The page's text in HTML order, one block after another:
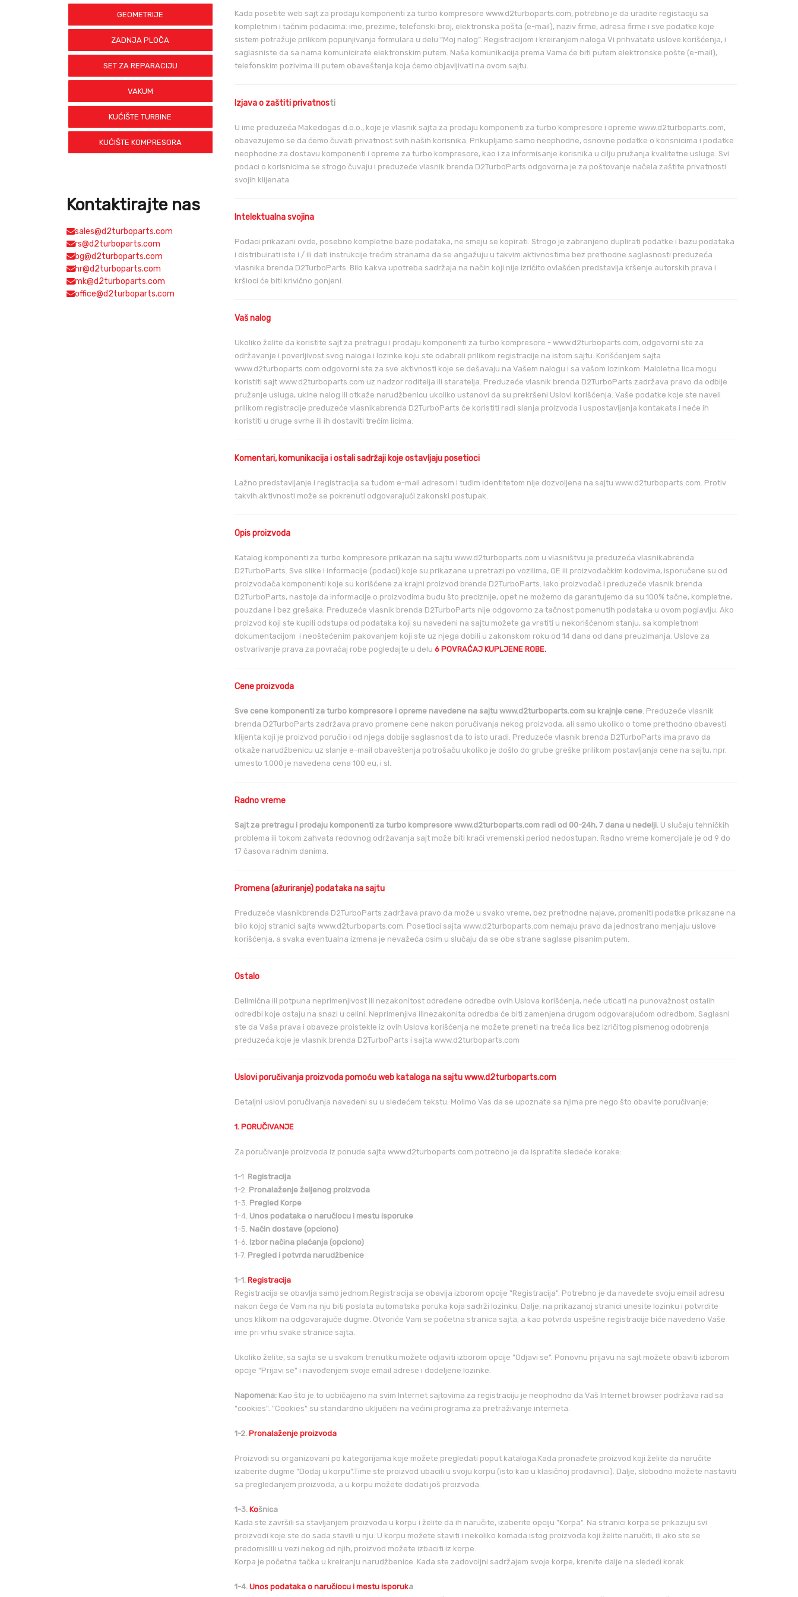
GEOMETRIJE
ZADNJA PLOČA
SET ZA REPARACIJU
VAKUM
KUĆIŠTE TURBINE
KUĆIŠTE KOMPRESORA
Kontaktirajte nas
sales@d2turboparts.com
rs@d2turboparts.com
bg@d2turboparts.com
hr@d2turboparts.com
mk@d2turboparts.com
office@d2turboparts.com
Kada posetite web sajt za prodaju komponenti za turbo kompresore www.d2turboparts.com, potrebno je da uradite registaciju sa
kompletnim i tačnim podacima: ime, prezime, telefonski broj, elektronska pošta (e-mail), naziv firme, adresa firme i sve podatke koje
sistem potražuje prilikom popunjivanja formulara u delu “Moj nalog”. Registracijom i kreiranjem naloga Vi prihvatate uslove korišćenja, i
saglasniste da sa nama komunicirate elektronskim putem. Naša komunikacija prema Vama će biti putem elektronske pošte (e-mail),
telefonskim pozivima ili putem obaveštenja koja ćemo objavljivati na ovom sajtu.
Izjava o zaštiti privatnosti
U ime preduzeća Makedogas d.o.o., koje je vlasnik sajta za prodaju komponenti za turbo kompresore i opreme www.d2turboparts.com,
obavezujemo se da ćemo čuvati privatnost svih naših korisnika. Prikupljamo samo neophodne, osnovne podatke o korisnicima i podatke
neophodne za dostavu komponenti i opreme za turbo kompresore, kao i za informisanje korisnika u cilju pružanja kvalitetne usluge. Svi
podaci o korisnicima se strogo čuvaju i preduzeće vlasnik brenda D2TurboParts odgovorna je za poštovanje načela zaštite privatnosti
svojih klijenata.
Intelektualna svojina
Podaci prikazani ovde, posebno kompletne baze podataka, ne smeju se kopirati. Strogo je zabranjeno duplirati podatke i bazu podataka
i distribuirati iste i / ili dati instrukcije trećim stranama da se angažuju u takvim aktivnostima bez prethodne saglasnosti preduzeća
vlasnika brenda D2TurboParts. Bilo kakva upotreba sadržaja na način koji nije izričito ovlašćen predstavlja kršenje autorskih prava i
kršioci će biti krivično gonjeni.
Vaš nalog
Ukoliko želite da koristite sajt za pretragu i prodaju komponenti za turbo kompresore - www.d2turboparts.com, odgovorni ste za
održavanje i poverljivost svog naloga i lozinke koju ste odabrali prilikom registracije na istom sajtu. Korišćenjem sajta
www.d2turboparts.com odgovorni ste za sve aktivnosti koje se dešavaju na Vašem nalogu i sa vašom lozinkom. Maloletna lica mogu
koristiti sajt www.d2turboparts.com uz nadzor roditelja ili staratelja. Preduzeće vlasnik brenda D2TurboParts zadržava pravo da odbije
pružanje usluga, ukine nalog ili otkaže narudžbenicu ukoliko ustanovi da su prekršeni Uslovi korišćenja. Vaše podatke koje ste naveli
prilikom registracije preduzeće vlasnikabrenda D2TurboParts će koristiti radi slanja proizvoda i uspostavljanja kontakata i neće ih
koristiti u druge svrhe ili ih dostaviti trećim licima.
Komentari, komunikacija i ostali sadržaji koje ostavljaju posetioci
Lažno predstavljanje i registracija sa tuđom e-mail adresom i tuđim identitetom nije dozvoljena na sajtu www.d2turboparts.com. Protiv
takvih aktivnosti može se pokrenuti odgovarajući zakonski postupak.
Opis proizvoda
Katalog komponenti za turbo kompresore prikazan na sajtu www.d2turboparts.com u vlasništvu je preduzeća vlasnikabrenda
D2TurboParts. Sve slike i informacije (podaci) koje su prikazane u pretrazi po vozilima, OE ili proizvođačkim kodovima, isporučene su od
proizvođača komponenti koje su korišćene za krajni proizvod brenda D2TurboParts. Iako proizvođač i preduzeće vlasnik brenda
D2TurboParts, nastoje da informacije o proizvodima budu što preciznije, opet ne možemo da garantujemo da su 100% tačne, kompletne,
pouzdane i bez grešaka. Preduzeće vlasnik brenda D2TurboParts nije odgovorno za tačnost pomenutih podataka u ovom poglavlju. Ako
proizvod koji ste kupili odstupa od podataka koji su navedeni na sajtu možete ga vratiti u nekorišćenom stanju, sa kompletnom
dokumentacijom i neoštećenim pakovanjem koji ste uz njega dobili u zakonskom roku od 14 dana od dana preuzimanja. Uslove za
ostvarivanje prava za povraćaj robe pogledajte u delu 6 POVRAĆAJ KUPLJENE ROBE.
Cene proizvoda
Sve cene komponenti za turbo kompresore i opreme navedene na sajtu www.d2turboparts.com su krajnje cene. Preduzeće vlasnik
brenda D2TurboParts zadržava pravo promene cene nakon poručivanja nekog proizvoda, ali samo ukoliko o tome prethodno obavesti
klijenta koji je proizvod poručio i od njega dobije saglasnost da to isto uradi. Preduzeće vlasnik brenda D2TurboParts ima pravo da
otkaže narudžbenicu uz slanje e-mail obaveštenja potrošaču ukoliko je došlo do grube greške prilikom postavljanja cene na sajtu, npr.
umesto 1.000 je navedena cena 100 eu, i sl.
Radno vreme
Sajt za pretragu i prodaju komponenti za turbo kompresore www.d2turboparts.com radi od 00-24h, 7 dana u nedelji.U slučaju tehničkih
problema ili tokom zahvata redovnog održavanja sajt može biti kraći vremenski period nedostupan. Radno vreme komercijale je od 9 do
17 časova radnim danima.
Promena (ažuriranje) podataka na sajtu
Preduzeće vlasnikbrenda D2TurboParts zadržava pravo da može u svako vreme, bez prethodne najave, promeniti podatke prikazane na
bilo kojoj stranici sajta www.d2turboparts.com. Posetioci sajta www.d2turboparts.com nemaju pravo da jednostrano menjaju uslove
korišćenja, a svaka eventualna izmena je nevažeća osim u slučaju da se obe strane saglase pisanim putem.
Ostalo
Delimična ili potpuna neprimenjivost ili nezakonitost određene odredbe ovih Uslova korišćenja, neće uticati na punovažnost ostalih
odredbi koje ostaju na snazi u celini. Neprimenjiva ilinezakonita odredba će biti zamenjena drugom odgovarajućom odredbom. Saglasni
ste da Vaša prava i obaveze proistekle iz ovih Uslova korišćenja ne možete preneti na treća lica bez izričitog pismenog odobrenja
preduzeća koje je vlasnik brenda D2TurboParts i sajta www.d2turboparts.com
Uslovi poručivanja proizvoda pomoću web kataloga na sajtu www.d2turboparts.com
Detaljni uslovi poručivanja navedeni su u sledećem tekstu. Molimo Vas da se upoznate sa njima pre nego što obavite poručivanje:
1. PORUČIVANJE
Za poručivanje proizvoda iz ponude sajta www.d2turboparts.com potrebno je da ispratite sledeće korake:
1-1. Registracija
1-2. Pronalaženje željenog proizvoda
1-3. Pregled Korpe
1-4. Unos podataka o naručiocu i mestu isporuke
1-5. Način dostave (opciono)
1-6. Izbor načina plaćanja (opciono)
1-7. Pregled i potvrda narudžbenice
1-1. Registracija
Registracija se obavlja samo jednom.Registracija se obavlja izborom opcije "Registracija". Potrebno je da navedete svoju email adresu
nakon čega će Vam na nju biti poslata automatska poruka koja sadrži lozinku. Dalje, na prikazanoj stranici unesite lozinku i potvrdite
unos klikom na odgovarajuće dugme. Otvoriće Vam se početna stranica sajta, a kao potvrda uspešne registracije biće navedeno Vaše
ime pri vrhu svake stranice sajta.
Ukoliko želite, sa sajta se u svakom trenutku možete odjaviti izborom opcije "Odjavi se". Ponovnu prijavu na sajt možete obaviti izborom
opcije "Prijavi se" i navođenjem svoje email adrese i dodeljene lozinke.
Napomena:Kao što je to uobičajeno na svim Internet sajtovima za registraciju je neophodno da Vaš Internet browser podržava rad sa
"cookies". "Cookies" su standardno uključeni na većini programa za pretraživanje interneta.
1-2. Pronalaženje proizvoda
Proizvodi su organizovani po kategorijama koje možete pregledati poput kataloga.Kada pronađete proizvod koji želite da naručite
izaberite dugme "Dodaj u korpu".Time ste proizvod ubacili u svoju korpu (isto kao u klasičnoj prodavnici). Dalje, slobodno možete nastaviti
sa pregledanjem proizvoda, a u korpu možete dodati još proizvoda.
1-3. Košnica
Kada ste završili sa stavljanjem proizvoda u korpu i želite da ih naručite, izaberite opciju "Korpa". Na stranici korpa se prikazuju svi
proizvodi koje ste do sada stavili u nju. U korpu možete staviti i nekoliko komada istog proizvoda koji želite naručiti, ili ako ste se
predomislili u vezi nekog od njih, proizvod možete izbaciti iz korpe.
Korpa je početna tačka u kreiranju narudžbenice. Kada ste zadovoljni sadržajem svoje korpe, krenite dalje na sledeći korak.
1-4. Unos podataka o naručiocu i mestu isporuka